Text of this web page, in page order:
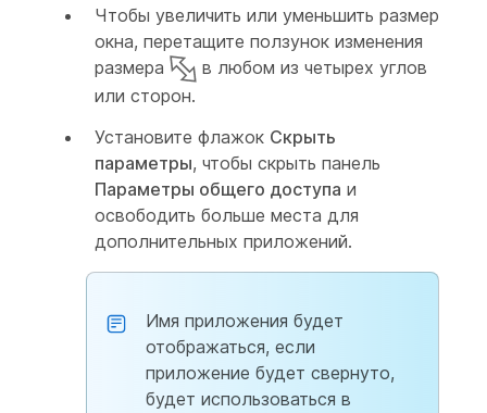
Чтобы увеличить или уменьшить размер
окна, перетащите ползунок изменения
размера
в любом из четырех углов
или сторон.
Установите флажок Скрыть
параметры, чтобы скрыть панель
Параметры общего доступа и
освободить больше места для
дополнительных приложений.
Имя приложения будет
отображаться, если
приложение будет свернуто,
будет использоваться в